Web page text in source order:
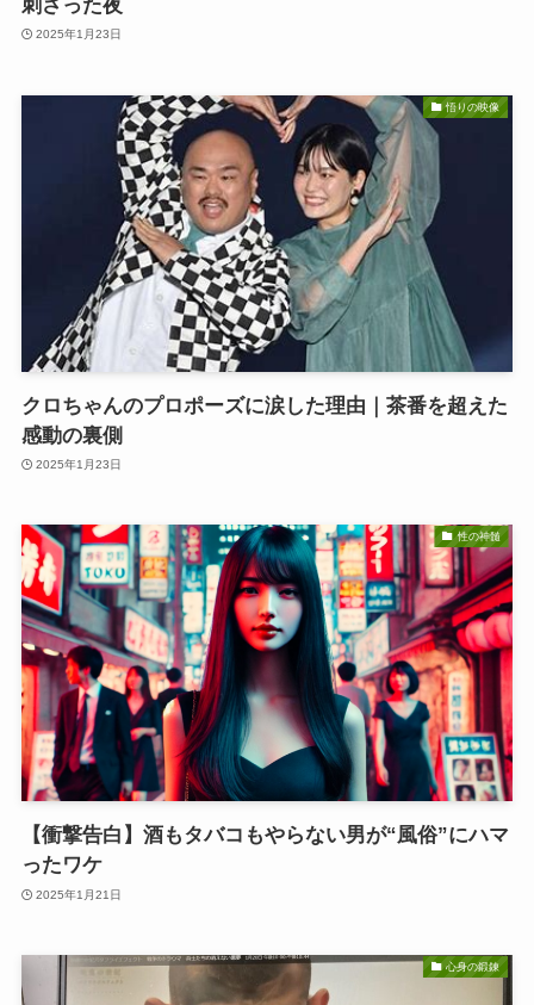
刺さった夜
2025年1月23日
悟りの映像
クロちゃんのプロポーズに涙した理由｜茶番を超えた
感動の裏側
2025年1月23日
性の神髄
【衝撃告白】酒もタバコもやらない男が“風俗”にハマ
ったワケ
2025年1月21日
心身の鍛錬